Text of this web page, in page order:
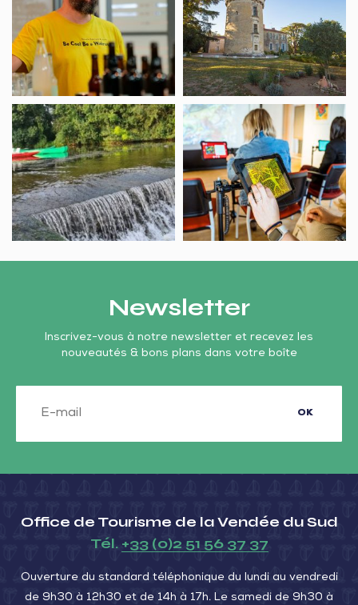
Fabrique
de
bière
Bessay
Embarcadère
La
Douce
Vendéenne
Micro-
Folie
Sud
Vendée
Littoral
Newsletter
Inscrivez-vous à notre newsletter et recevez les
nouveautés & bons plans dans votre boîte
OK
Office de Tourisme de la Vendée du Sud
Tél. +33 (0)2 51 56 37 37
Ouverture du standard téléphonique du lundi au vendredi
de 9h30 à 12h30 et de 14h à 17h. Le samedi de 9h30 à